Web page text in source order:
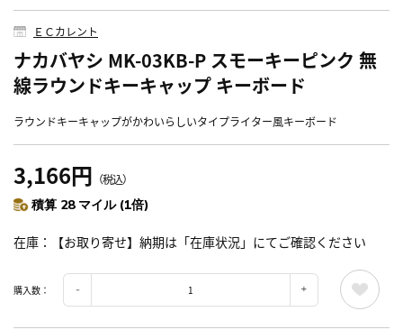
ＥＣカレント
ナカバヤシ MK-03KB-P スモーキーピンク 無
線ラウンドキーキャップ キーボード
ラウンドキーキャップがかわいらしいタイプライター風キーボード
3,166円 （税込）
積算 28 マイル (1倍)
在庫 【お取り寄せ】納期は「在庫状況」にてご確認ください
購入数：